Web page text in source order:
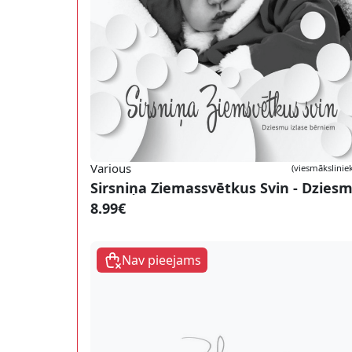
Various
8.99€
Nav pieejams